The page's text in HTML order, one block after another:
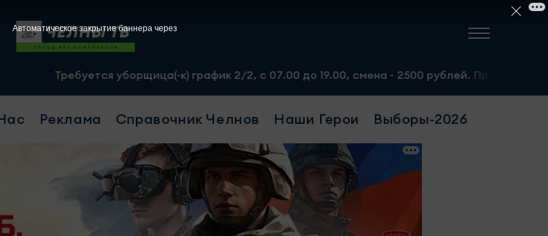
уборщица(-к) график 2/2, с 07.00 до 19.00, смена - 2500 рублей. Пр-т
Реклама Справочник Челнов Наши Герои Выборы-2026
Автоматическое закрытие баннера через